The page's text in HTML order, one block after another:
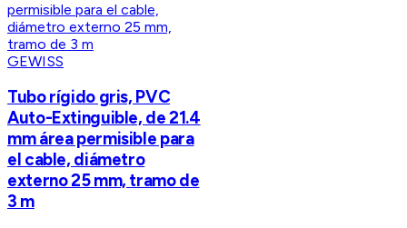
GEWISS
Tubo rígido gris, PVC
Auto-Extinguible, de 21.4
mm área permisible para
el cable, diámetro
externo 25 mm, tramo de
3 m